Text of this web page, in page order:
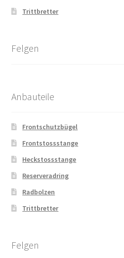
Trittbretter
Felgen
Anbauteile
Frontschutzbügel
Frontstossstange
Heckstossstange
Reserveradring
Radbolzen
Trittbretter
Felgen